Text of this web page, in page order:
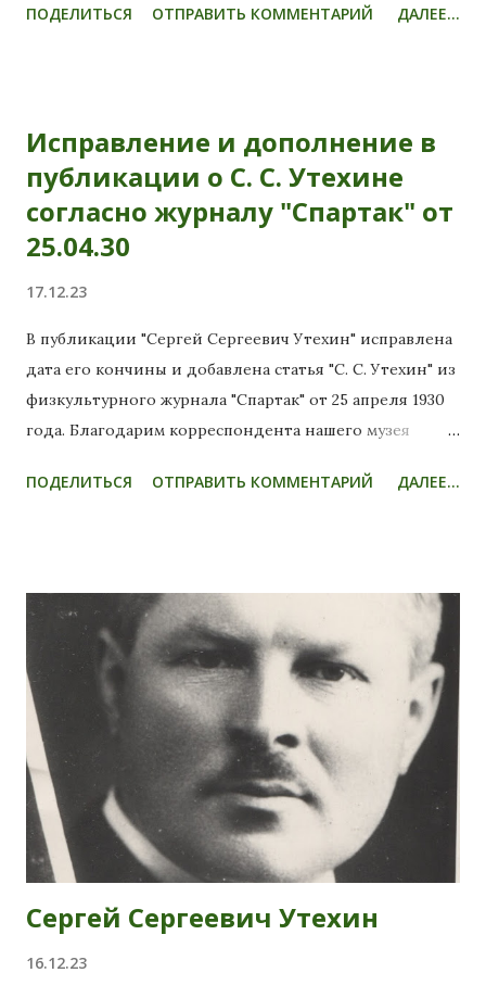
ПОДЕЛИТЬСЯ ОТПРАВИТЬ КОММЕНТАРИЙ ДАЛЕЕ...
Исправление и дополнение в
публикации о С. С. Утехине
согласно журналу "Спартак" от
25.04.30
17.12.23
В публикации "Сергей Сергеевич Утехин" исправлена
дата его кончины и добавлена статья "С. С. Утехин" из
физкультурного журнала "Спартак" от 25 апреля 1930
года. Благодарим корреспондента нашего музея
ПОДЕЛИТЬСЯ ОТПРАВИТЬ КОММЕНТАРИЙ ДАЛЕЕ...
Сергей Сергеевич Утехин
16.12.23